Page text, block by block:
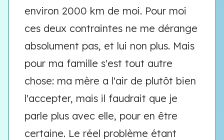
environ 2000 km de moi. Pour moi
ces deux contraintes ne me dérange
absolument pas, et lui non plus. Mais
pour ma famille s'est tout autre
chose: ma mère a l'air de plutôt bien
l'accepter, mais il faudrait que je
parle plus avec elle, pour en être
certaine. Le réel problème étant